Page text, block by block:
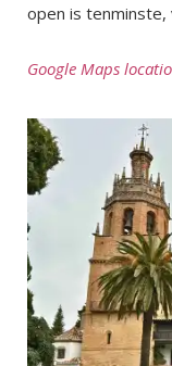
open is tenminste,
Google Maps